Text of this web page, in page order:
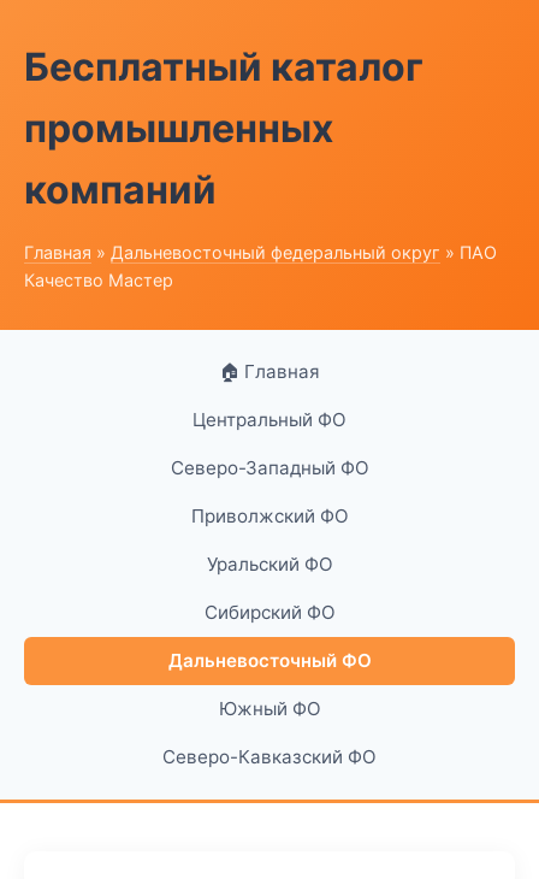
Бесплатный каталог
промышленных
компаний
Главная » Дальневосточный федеральный округ » ПАО
Качество Мастер
🏠 Главная
Центральный ФО
Северо-Западный ФО
Приволжский ФО
Уральский ФО
Сибирский ФО
Дальневосточный ФО
Южный ФО
Северо-Кавказский ФО